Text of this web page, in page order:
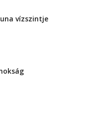
vízszintje